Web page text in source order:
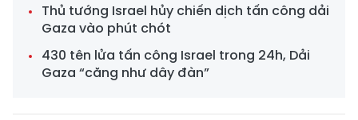
Thủ tướng Israel hủy chiến dịch tấn công dải
Gaza vào phút chót
430 tên lửa tấn công Israel trong 24h, Dải
Gaza “căng như dây đàn”